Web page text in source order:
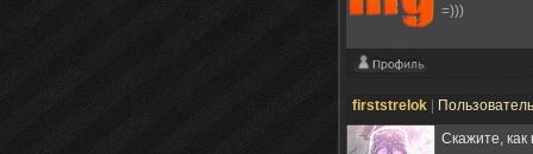
=)))
firststrelok
Скажите, как